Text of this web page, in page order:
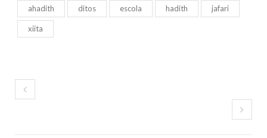
ahadith ditos escola hadith jafari
xiita